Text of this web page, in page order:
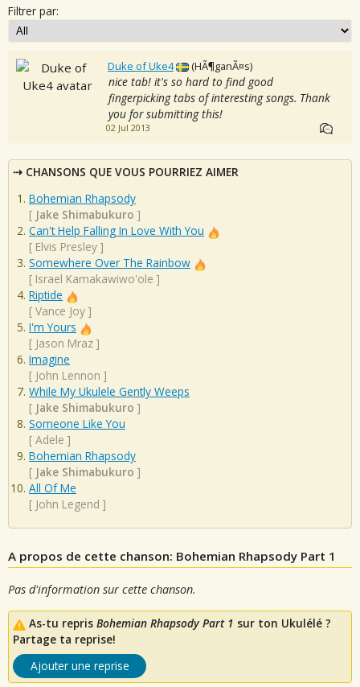
Filtrer par:
Duke of Uke4 (HÃ¶ganÃ¤s)
nice tab! it's so hard to find good
fingerpicking tabs of interesting songs. Thank
you for submitting this!
02 Jul 2013
CHANSONS QUE VOUS POURRIEZ AIMER
Bohemian Rhapsody
[ Jake Shimabukuro ]
Can't Help Falling In Love With You
[ Elvis Presley ]
Somewhere Over The Rainbow
[ Israel Kamakawiwo'ole ]
Riptide
[ Vance Joy ]
I'm Yours
[ Jason Mraz ]
Imagine
[ John Lennon ]
While My Ukulele Gently Weeps
[ Jake Shimabukuro ]
Someone Like You
[ Adele ]
Bohemian Rhapsody
[ Jake Shimabukuro ]
All Of Me
[ John Legend ]
A propos de cette chanson: Bohemian Rhapsody Part 1
Pas d'information sur cette chanson.
As-tu repris Bohemian Rhapsody Part 1 sur ton Ukulélé ?
Partage ta reprise!
Ajouter une reprise